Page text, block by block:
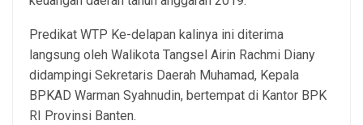
Predikat WTP Ke-delapan kalinya ini diterima
langsung oleh Walikota Tangsel Airin Rachmi Diany
didampingi Sekretaris Daerah Muhamad, Kepala
BPKAD Warman Syahnudin, bertempat di Kantor BPK
RI Provinsi Banten.